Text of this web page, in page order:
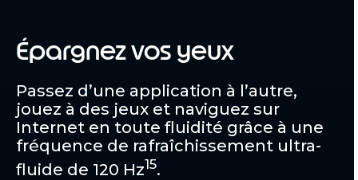
Épargnez vos yeux
Passez d’une application à l’autre,
jouez à des jeux et naviguez sur
Internet en toute fluidité grâce à une
fréquence de rafraîchissement ultra-
fluide de 120 Hz15.